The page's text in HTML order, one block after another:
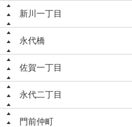
新川一丁目
永代橋
佐賀一丁目
永代二丁目
門前仲町